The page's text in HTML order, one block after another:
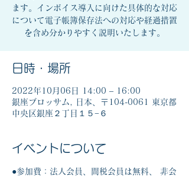
ます。インボイス導入に向けた具体的な対応
について電子帳簿保存法への対応や経過措置
日時・場所
2022年10月06日 14:00 – 16:00
銀座ブロッサム, 日本、〒104-0061 東京都
中央区銀座２丁目１５−６
イベントについて
●参加費：法人会員、間税会員は無料、 非会